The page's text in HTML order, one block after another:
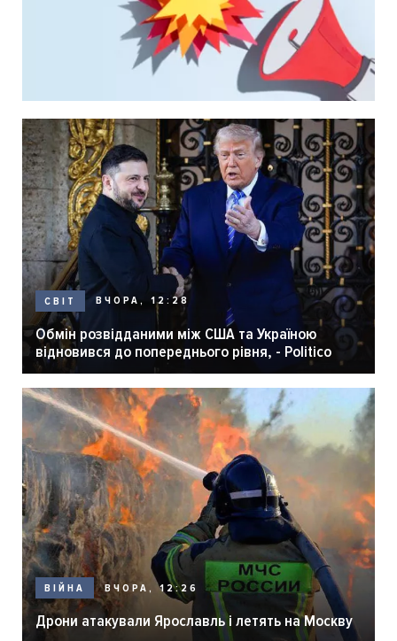
СВІТ ВЧОРА, 12:28
Обмін розвідданими між США та Україною
відновився до попереднього рівня, - Politico
ВІЙНА ВЧОРА, 12:26
Дрони атакували Ярославль і летять на Москву